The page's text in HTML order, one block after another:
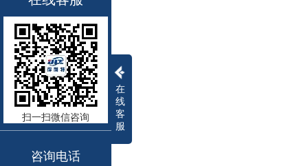
在
线
客
服
扫一扫微信咨询
咨询电话